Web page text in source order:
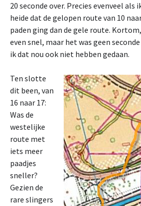
20 seconde over. Precies evenveel als
heide dat de gelopen route van 10
paden ging dan de gele route.
even snel, maar het was geen
ik dat nou ook niet hebben gedaan.
Ten slotte
dit been, van
16 naar 17:
Was de
westelijke
route met
iets meer
paadjes
sneller?
Gezien de
rare slingers